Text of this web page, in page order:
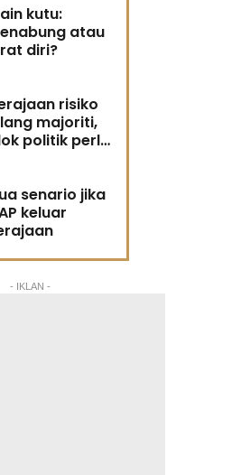
kutu:
atau
diri?
risiko
majoriti,
politik perlu
senario jika
keluar
- IKLAN -